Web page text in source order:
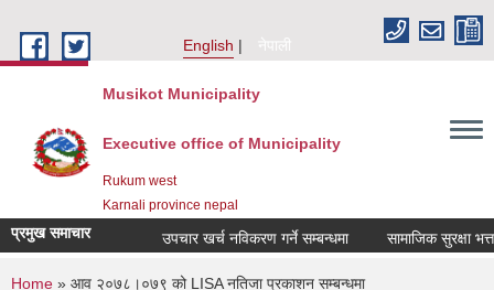
English
नेपाली
Musikot Municipality
Executive office of Municipality
Rukum west
Karnali province nepal
प्रमुख समाचार उपचार खर्च नविकरण गर्ने सम्बन्धमा
Home » आव २०७८।०७९ को LISA नतिजा प्रकाशन सम्बन्धमा